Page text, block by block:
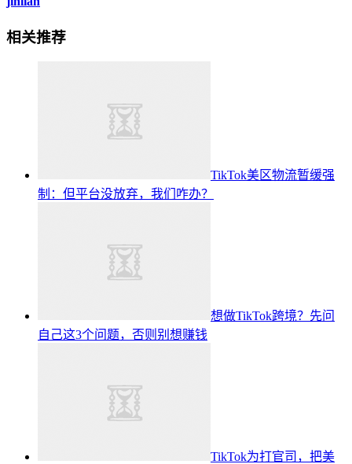
相关推荐
TikTok美区物流暂缓强
制：但平台没放弃，我们咋办？
想做TikTok跨境？先问
自己这3个问题，否则别想赚钱
TikTok为打官司，把美